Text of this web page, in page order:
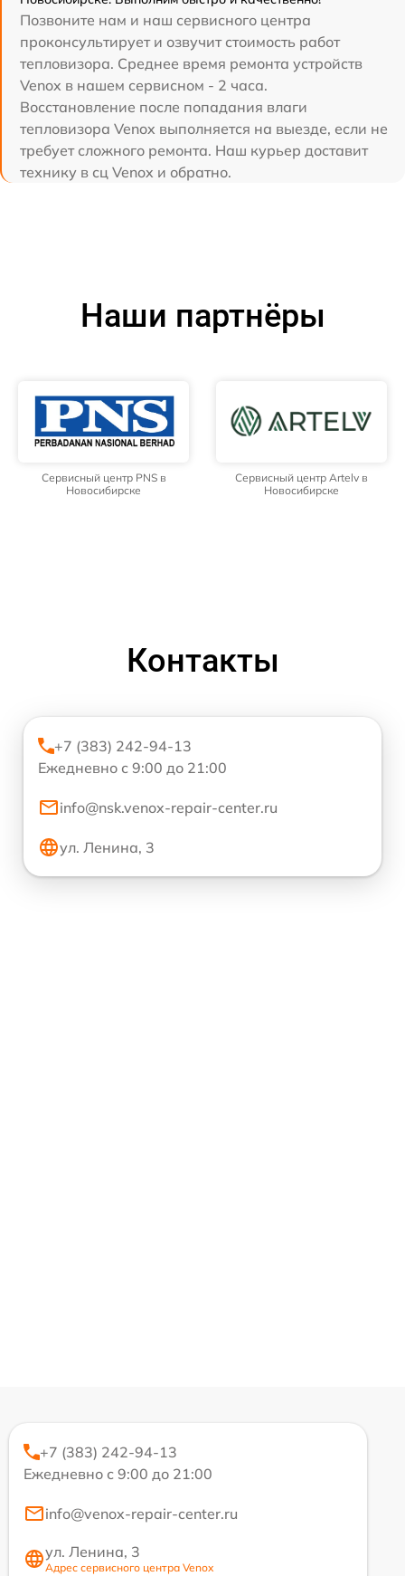
Позвоните нам и наш сервисного центра
проконсультирует и озвучит стоимость работ
тепловизора. Среднее время ремонта устройств
Venox в нашем сервисном - 2 часа.
Восстановление после попадания влаги
тепловизора Venox выполняется на выезде, если не
требует сложного ремонта. Наш курьер доставит
технику в сц Venox и обратно.
Наши партнёры
Сервисный центр PNS в
Новосибирске
Сервисный центр Artelv в
Новосибирске
Контакты
+7 (383) 242-94-13
Ежедневно с 9:00 до 21:00
info@nsk.venox-repair-center.ru
ул. Ленина, 3
+7 (383) 242-94-13
Ежедневно с 9:00 до 21:00
info@venox-repair-center.ru
ул. Ленина, 3
Адрес сервисного центра Venox